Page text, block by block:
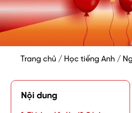
Trang chủ / Học tiếng Anh /
Nội dung